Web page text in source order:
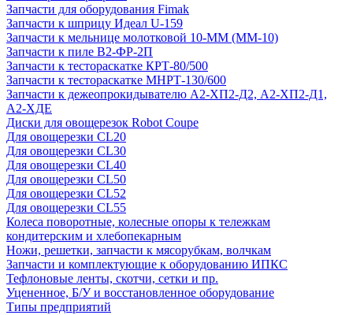
Запчасти для оборудования Fimak
Запчасти к шприцу Идеал U-159
Запчасти к мельнице молотковой 10-ММ (ММ-10)
Запчасти к пиле В2-ФР-2П
Запчасти к тестораскатке КРТ-80/500
Запчасти к тестораскатке МНРТ-130/600
Запчасти к деже­опрокидывателю А2-ХП2-Д2, А2-ХП2-Д1,
А2-ХДЕ
Диски для овощерезок Robot Coupe
Для овощерезки CL20
Для овощерезки CL30
Для овощерезки CL40
Для овощерезки CL50
Для овощерезки CL52
Для овощерезки CL55
Колеса поворотные, колесные опоры к тележкам
кондитерским и хлебопекарным
Ножи, решетки, запчасти к мясорубкам, волчкам
Запчасти и комплектующие к оборудованию ИПКС
Тефлоновые ленты, скотчи, сетки и пр.
Уцененное, Б/У и восстановленное оборудование
Типы предприятий